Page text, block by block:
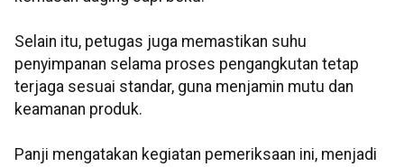
Selain itu, petugas juga memastikan suhu
penyimpanan selama proses pengangkutan tetap
terjaga sesuai standar, guna menjamin mutu dan
keamanan produk.
Panji mengatakan kegiatan pemeriksaan ini, menjadi